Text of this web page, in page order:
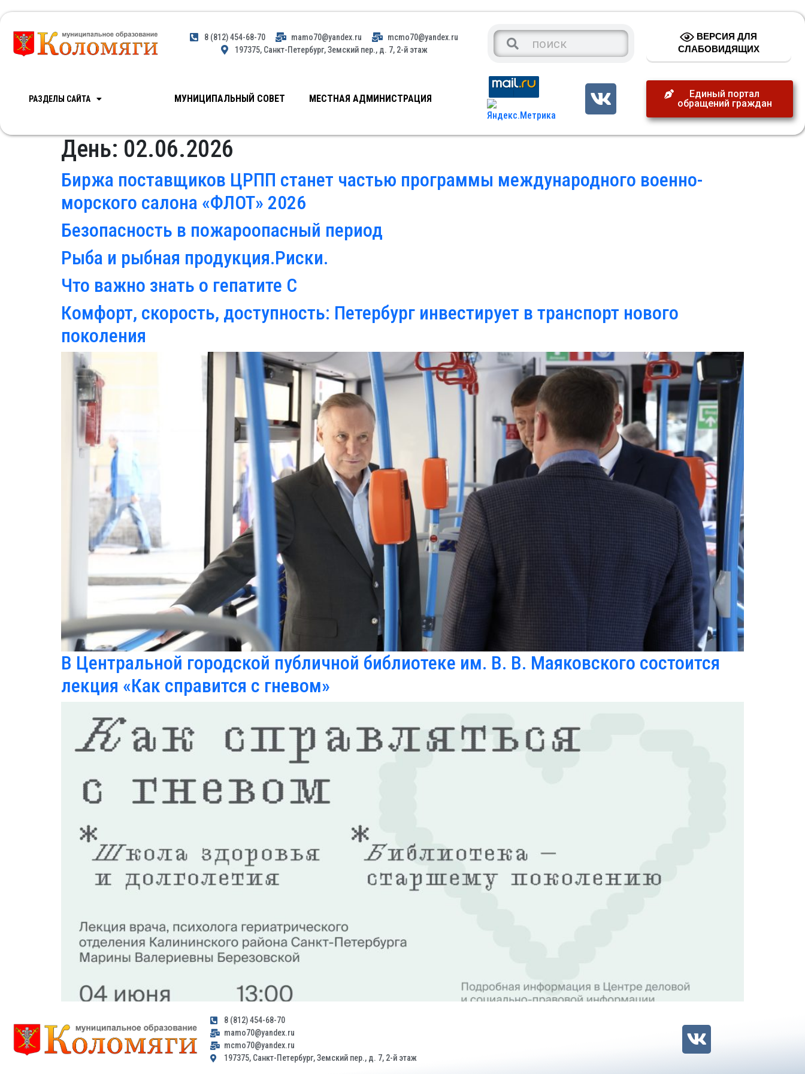
8 (812) 454-68-70 mamo70@yandex.ru
mcmo70@yandex.ru
197375, Санкт-Петербург, Земский пер., д. 7, 2-й этаж
ВЕРСИЯ ДЛЯ
СЛАБОВИДЯЩИХ
РАЗДЕЛЫ САЙТА МУНИЦИПАЛЬНЫЙ СОВЕТ МЕСТНАЯ АДМИНИСТРАЦИЯ
Единый портал
обращений граждан
День: 02.06.2026
Биржа поставщиков ЦРПП станет частью программы международного военно-
морского салона «ФЛОТ» 2026
Безопасность в пожароопасный период
Рыба и рыбная продукция.Риски.
Что важно знать о гепатите С
Комфорт, скорость, доступность: Петербург инвестирует в транспорт нового
поколения
В Центральной городской публичной библиотеке им. В. В. Маяковского состоится
лекция «Как справится с гневом»
8 (812) 454-68-70
mamo70@yandex.ru
mcmo70@yandex.ru
197375, Санкт-Петербург, Земский пер., д. 7, 2-й этаж